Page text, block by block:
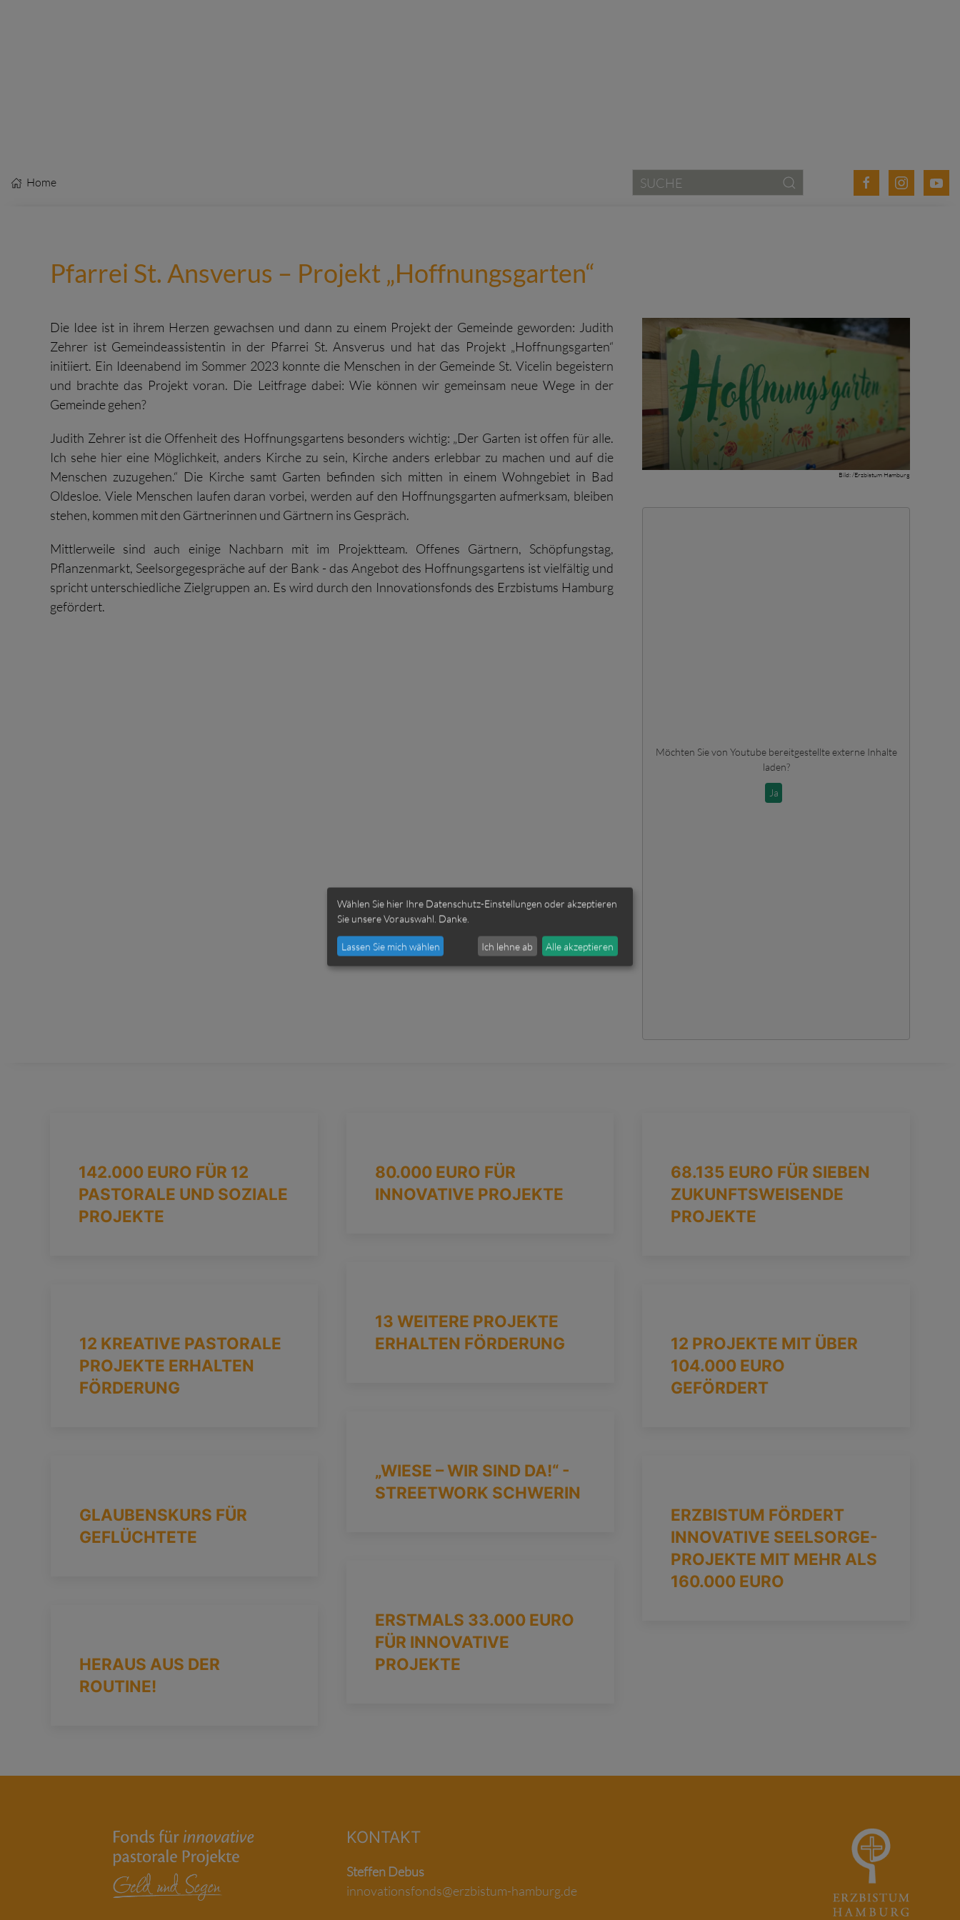
Home
Pfarrei St. Ansverus – Projekt „Hoffnungsgarten“
Die Idee ist in ihrem Herzen gewachsen und dann zu einem Projekt der Gemeinde geworden: Judith
Zehrer ist Gemeindeassistentin in der Pfarrei St. Ansverus und hat das Projekt „Hoffnungsgarten“
initiiert. Ein Ideenabend im Sommer 2023 konnte die Menschen in der Gemeinde St. Vicelin begeistern
und brachte das Projekt voran. Die Leitfrage dabei: Wie können wir gemeinsam neue Wege in der
Gemeinde gehen?
Judith Zehrer ist die Offenheit des Hoffnungsgartens besonders wichtig: „Der Garten ist offen für alle.
Ich sehe hier eine Möglichkeit, anders Kirche zu sein, Kirche anders erlebbar zu machen und auf die
Menschen zuzugehen.“ Die Kirche samt Garten befinden sich mitten in einem Wohngebiet in Bad
Oldesloe. Viele Menschen laufen daran vorbei, werden auf den Hoffnungsgarten aufmerksam, bleiben
stehen, kommen mit den Gärtnerinnen und Gärtnern ins Gespräch.
Mittlerweile sind auch einige Nachbarn mit im Projektteam. Offenes Gärtnern, Schöpfungstag,
Pflanzenmarkt, Seelsorgegespräche auf der Bank - das Angebot des Hoffnungsgartens ist vielfältig und
spricht unterschiedliche Zielgruppen an. Es wird durch den Innovationsfonds des Erzbistums Hamburg
gefördert.
Bild: /Erzbistum Hamburg
Möchten Sie von Youtubebereitgestellte externe Inhalte
laden?
Ja
142.000 EURO FÜR 12
PASTORALE UND SOZIALE
PROJEKTE
80.000 EURO FÜR
INNOVATIVE PROJEKTE
68.135 EURO FÜR SIEBEN
ZUKUNFTSWEISENDE
PROJEKTE
13 WEITERE PROJEKTE
ERHALTEN FÖRDERUNG
12 KREATIVE PASTORALE
PROJEKTE ERHALTEN
FÖRDERUNG
12 PROJEKTE MIT ÜBER
104.000 EURO
GEFÖRDERT
„WIESE – WIR SIND DA!“ -
STREETWORK SCHWERIN
GLAUBENSKURS FÜR
GEFLÜCHTETE
ERZBISTUM FÖRDERT
INNOVATIVE SEELSORGE-
PROJEKTE MIT MEHR ALS
160.000 EURO
ERSTMALS 33.000 EURO
FÜR INNOVATIVE
PROJEKTE
HERAUS AUS DER
ROUTINE!
KONTAKT
Steffen Debus
innovationsfonds@erzbistum-hamburg.de
Wählen Sie hier Ihre Datenschutz-Einstellungen oder akzeptieren
Sie unsere Vorauswahl. Danke.
Lassen Sie mich wählen Ich lehne ab Alle akzeptieren